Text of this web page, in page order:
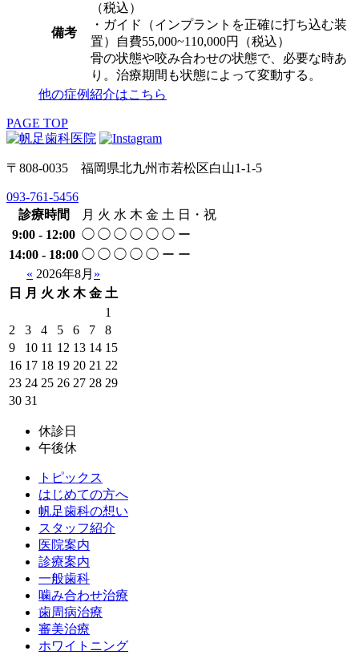
備考
（税込）
・ガイド（インプラントを正確に打ち込む装
置）自費55,000~110,000円（税込）
骨の状態や咬み合わせの状態で、必要な時あ
り。治療期間も状態によって変動する。
他の症例紹介はこちら
PAGE TOP
〒808-0035 福岡県北九州市若松区白山1-1-5
093-761-5456
診療時間
月 火 水 木 金 土 日・祝
9:00 - 12:00 ◯ ◯ ◯ ◯ ◯ ◯ ー
14:00 - 18:00 ◯ ◯ ◯ ◯ ◯ ー ー
« 2026年8月 »
日 月 火 水 木 金 土
1
2
3 4 5 6 7
8
9
10 11 12 13 14 15
16 17 18 19 20 21 22
23 24 25 26 27 28 29
30 31
休診日
午後休
トピックス
はじめての方へ
帆足歯科の想い
スタッフ紹介
医院案内
診療案内
一般歯科
噛み合わせ治療
歯周病治療
審美治療
ホワイトニング